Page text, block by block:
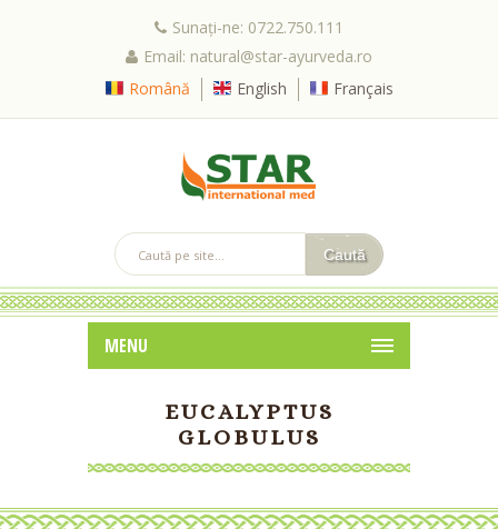
Sunați-ne: 0722.750.111
Email: natural@star-ayurveda.ro
Română
English Français
MENU
EUCALYPTUS
GLOBULUS